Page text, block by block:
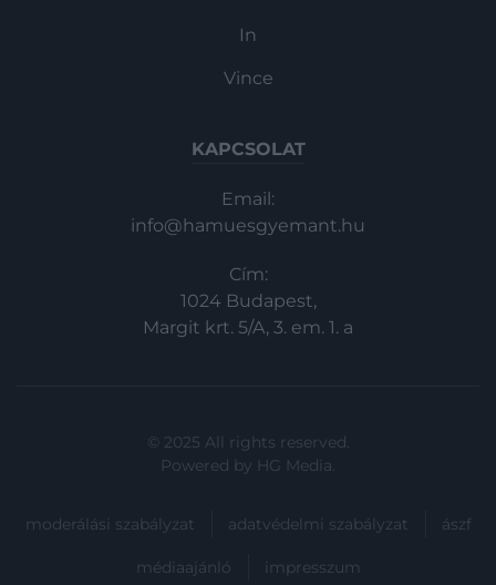
In
Vince
KAPCSOLAT
Email:
info@hamuesgyemant.hu
Cím:
1024 Budapest,
Margit krt. 5/A, 3. em. 1. a
© 2025 All rights reserved.
Powered by HG Media.
moderálási szabályzat adatvédelmi szabályzat ászf
médiaajánló impresszum